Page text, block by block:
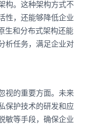
构。这种架构方式不
性，还能够降低企业
生和分布式架构还能
析任务，满足企业对
视的重要方面。未来
保护技术的研发和应
敏等手段，确保企业